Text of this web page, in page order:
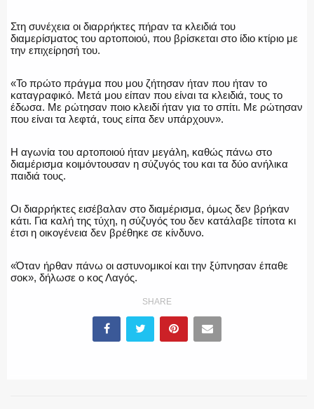
ΕΚΑΒ
ΑΣΤΥΝΟΜΙΚΟ ΡΕΠΟΡΤΑΖ
Η ΦΩΝΗ ΣΟΥ
Στη συνέχεια οι διαρρήκτες πήραν τα κλειδιά του
διαμερίσματος του αρτοποιού, που βρίσκεται στο ίδιο κτίριο με
την επιχείρησή του.
«Το πρώτο πράγμα που μου ζήτησαν ήταν που ήταν το
καταγραφικό. Μετά μου είπαν που είναι τα κλειδιά, τους το
έδωσα. Με ρώτησαν ποιο κλειδί ήταν για το σπίτι. Με ρώτησαν
που είναι τα λεφτά, τους είπα δεν υπάρχουν».
Η αγωνία του αρτοποιού ήταν μεγάλη, καθώς πάνω στο
διαμέρισμα κοιμόντουσαν η σύζυγός του και τα δύο ανήλικα
παιδιά τους.
Οι διαρρήκτες εισέβαλαν στο διαμέρισμα, όμως δεν βρήκαν
κάτι. Για καλή της τύχη, η σύζυγός του δεν κατάλαβε τίποτα κι
έτσι η οικογένεια δεν βρέθηκε σε κίνδυνο.
«Όταν ήρθαν πάνω οι αστυνομικοί και την ξύπνησαν έπαθε
σοκ», δήλωσε ο κος Λαγός.
SHARE